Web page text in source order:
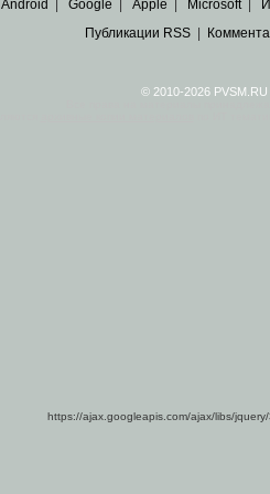
Android Google Apple Microsoft|
Публикации RSS|
© 2010-2026 PVSM.RU
https://ajax.googleapis.com/ajax/libs/